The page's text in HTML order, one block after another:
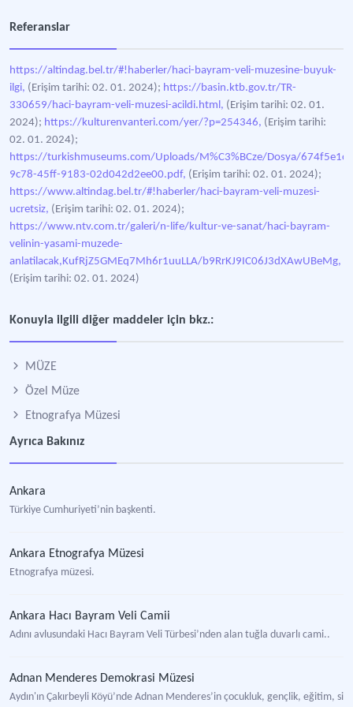
Referanslar
https://altindag.bel.tr/#!haberler/haci-bayram-veli-muzesine-buyuk-
ilgi, (Erişim tarihi: 02. 01. 2024); https://basin.ktb.gov.tr/TR-
330659/haci-bayram-veli-muzesi-acildi.html, (Erişim tarihi: 02. 01.
2024); https://kulturenvanteri.com/yer/?p=254346, (Erişim tarihi:
02. 01. 2024);
https://turkishmuseums.com/Uploads/M%C3%BCze/Dosya/674f5e1c-
9c78-45ff-9183-02d042d2ee00.pdf, (Erişim tarihi: 02. 01. 2024);
https://www.altindag.bel.tr/#!haberler/haci-bayram-veli-muzesi-
ucretsiz, (Erişim tarihi: 02. 01. 2024);
https://www.ntv.com.tr/galeri/n-life/kultur-ve-sanat/haci-bayram-
velinin-yasami-muzede-
anlatilacak,KufRjZ5GMEq7Mh6r1uuLLA/b9RrKJ9IC06J3dXAwUBeMg,
(Erişim tarihi: 02. 01. 2024)
Konuyla ilgili diğer maddeler için bkz.:
MÜZE
Özel Müze
Etnografya Müzesi
Ayrıca Bakınız
Ankara
Türkiye Cumhuriyeti’nin başkenti.
Ankara Etnografya Müzesi
Etnografya müzesi.
Ankara Hacı Bayram Veli Camii
Adını avlusundaki Hacı Bayram Veli Türbesi’nden alan tuğla duvarlı cami..
Adnan Menderes Demokrasi Müzesi
Aydın'ın Çakırbeyli Köyü’nde Adnan Menderes’in çocukluk, gençlik, eğitim,